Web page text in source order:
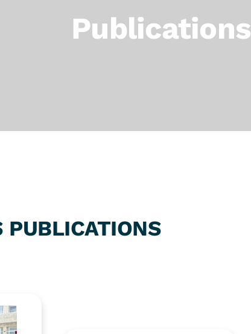
Publications
PUBLICATIONS